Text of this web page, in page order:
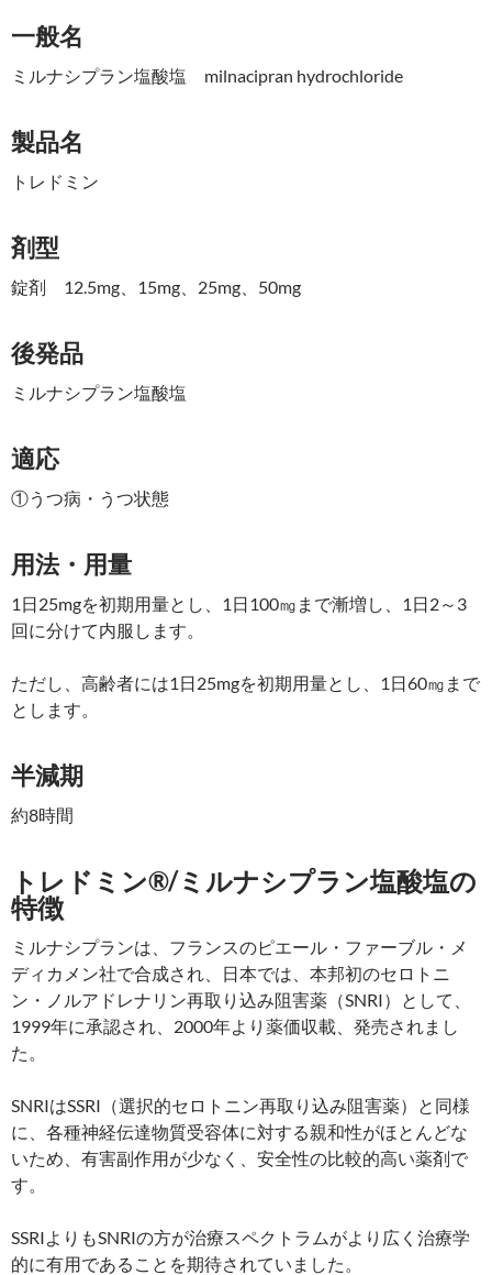
一般名
ミルナシプラン塩酸塩 milnacipran hydrochloride
製品名
トレドミン
剤型
錠剤 12.5mg、15mg、25mg、50mg
後発品
ミルナシプラン塩酸塩
適応
①うつ病・うつ状態
用法・用量
1日25mgを初期用量とし、1日100㎎まで漸増し、1日2～3
回に分けて内服します。
ただし、高齢者には1日25mgを初期用量とし、1日60㎎まで
とします。
半減期
約8時間
トレドミン®/ミルナシプラン塩酸塩の
特徴
ミルナシプランは、フランスのピエール・ファーブル・メ
ディカメン社で合成され、日本では、本邦初のセロトニ
ン・ノルアドレナリン再取り込み阻害薬（SNRI）として、
1999年に承認され、2000年より薬価収載、発売されまし
た。
SNRIはSSRI（選択的セロトニン再取り込み阻害薬）と同様
に、各種神経伝達物質受容体に対する親和性がほとんどな
いため、有害副作用が少なく、安全性の比較的高い薬剤で
す。
SSRIよりもSNRIの方が治療スペクトラムがより広く治療学
的に有用であることを期待されていました。